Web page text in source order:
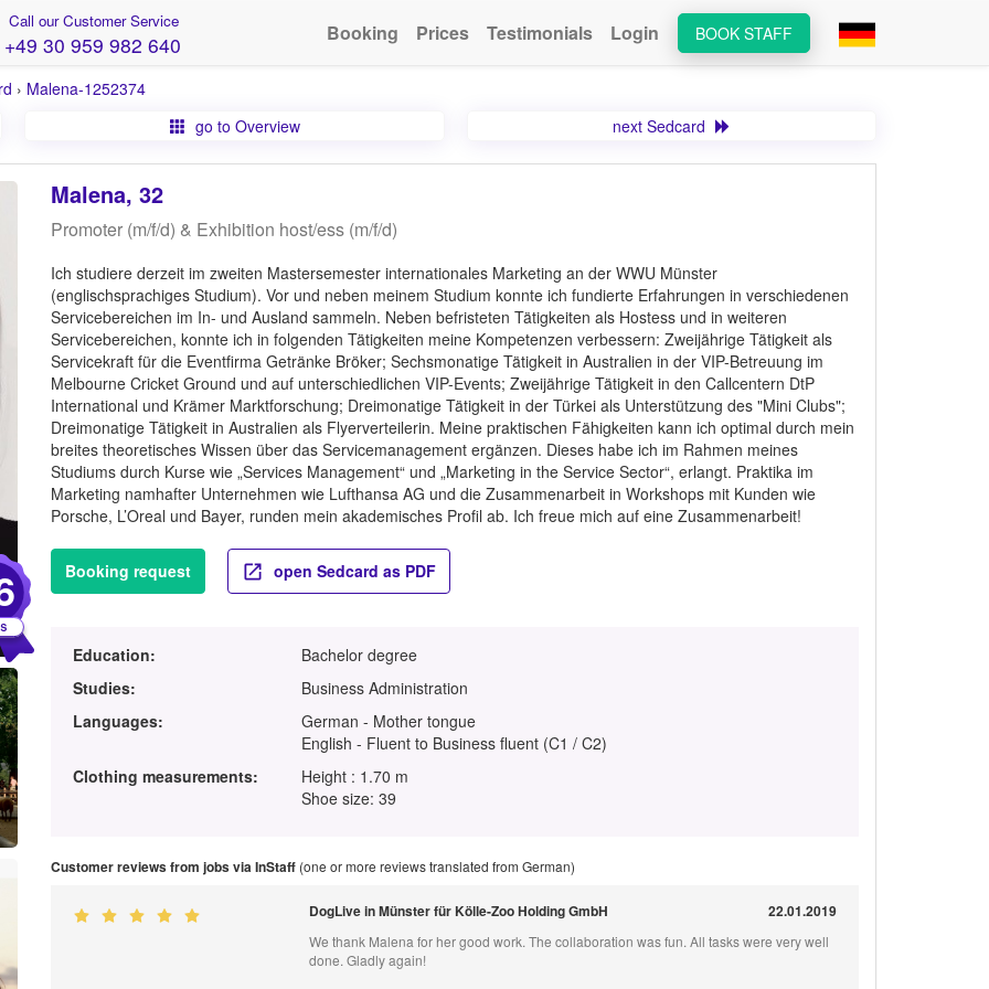
Call our Customer Service
+49 30 959 982 640 BOOK STAFF
Booking Prices Testimonials Login
› Malena-1252374
go to Overview
next Sedcard
Malena, 32
Promoter (m/f/d) & Exhibition host/ess (m/f/d)
Ich studiere derzeit im zweiten Mastersemester internationales Marketing an der WWU Münster
(englischsprachiges Studium). Vor und neben meinem Studium konnte ich fundierte Erfahrungen in verschiedenen
Servicebereichen im In- und Ausland sammeln. Neben befristeten Tätigkeiten als Hostess und in weiteren
Servicebereichen, konnte ich in folgenden Tätigkeiten meine Kompetenzen verbessern: Zweijährige Tätigkeit als
Servicekraft für die Eventfirma Getränke Bröker; Sechsmonatige Tätigkeit in Australien in der VIP-Betreuung im
Melbourne Cricket Ground und auf unterschiedlichen VIP-Events; Zweijährige Tätigkeit in den Callcentern DtP
International und Krämer Marktforschung; Dreimonatige Tätigkeit in der Türkei als Unterstützung des "Mini Clubs";
Dreimonatige Tätigkeit in Australien als Flyerverteilerin. Meine praktischen Fähigkeiten kann ich optimal durch mein
breites theoretisches Wissen über das Servicemanagement ergänzen. Dieses habe ich im Rahmen meines
Studiums durch Kurse wie „Services Management“ und „Marketing in the Service Sector“, erlangt. Praktika im
Marketing namhafter Unternehmen wie Lufthansa AG und die Zusammenarbeit in Workshops mit Kunden wie
Porsche, L’Oreal und Bayer, runden mein akademisches Profil ab. Ich freue mich auf eine Zusammenarbeit!
Booking request open Sedcard as PDF
Education:
Bachelor degree
Studies:
Business Administration
Languages:
German - Mother tongue
English - Fluent to Business fluent (C1 / C2)
Clothing measurements:
Height : 1.70 m
Shoe size: 39
Customer reviews from jobs via InStaff(one or more reviews translated from German)
DogLive in Münster für Kölle-Zoo Holding GmbH 22.01.2019
We thank Malena for her good work. The collaboration was fun. All tasks were very well
done. Gladly again!